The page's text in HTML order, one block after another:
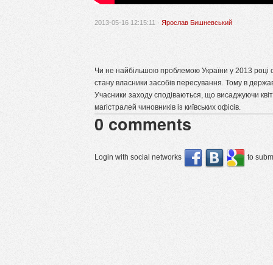
2013-05-16 12:15:11 · Ярослав Бишневський
Чи не найбільшою проблемою України у 2013 році
стану власники засобів пересування. Тому в
Учасники заходу сподіваються, що висаджуючи
магістралей чиновників із київських офісів.
0 comments
Login with social networks to